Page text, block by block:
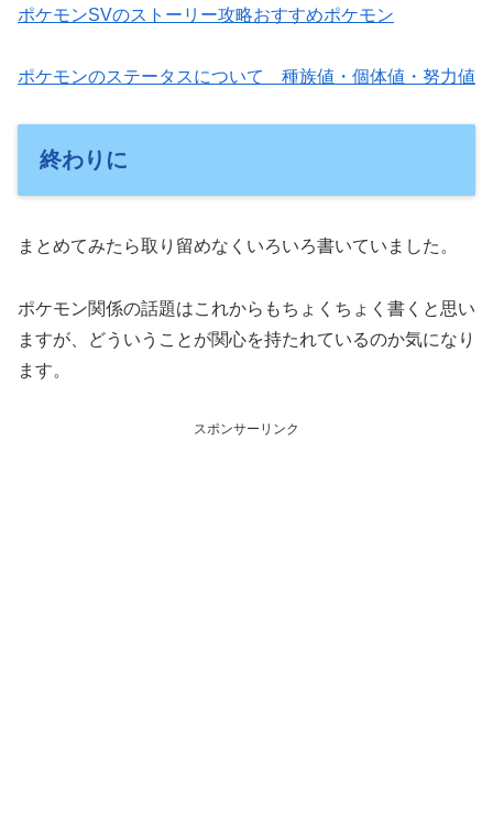
ポケモンSVのストーリー攻略おすすめポケモン
ポケモンのステータスについて 種族値・個体値・努力値
終わりに
まとめてみたら取り留めなくいろいろ書いていました。
ポケモン関係の話題はこれからもちょくちょく書くと思い
ますが、どういうことが関心を持たれているのか気になり
ます。
スポンサーリンク